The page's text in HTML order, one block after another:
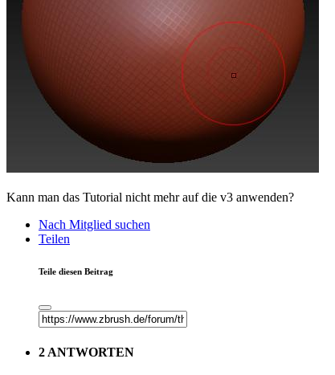
Kann man das Tutorial nicht mehr auf die v3 anwenden?
Nach Mitglied suchen
Teilen
Teile diesen Beitrag
2 ANTWORTEN